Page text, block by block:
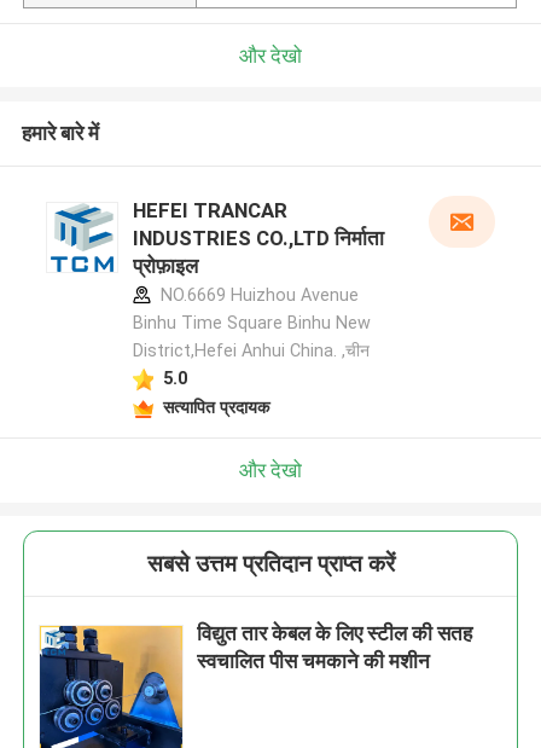
और देखो
हमारे बारे में
HEFEI TRANCAR
INDUSTRIES CO.,LTD निर्माता
प्रोफ़ाइल
NO.6669 Huizhou Avenue
Binhu Time Square Binhu New
District,Hefei Anhui China. ,चीन
5.0
सत्यापित प्रदायक
और देखो
सबसे उत्तम प्रतिदान प्राप्त करें
विद्युत तार केबल के लिए स्टील की सतह
स्वचालित पीस चमकाने की मशीन